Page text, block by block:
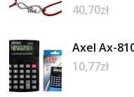
40,70zł
Axel Ax-
10,77zł